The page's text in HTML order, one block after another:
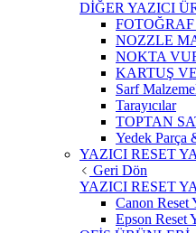
DİĞER YAZICI
NOZZLE
NOKTA
KARTUŞ
Sarf
Tarayıcılar
TOPTAN
Yedek Parça
YAZICI RESET
Geri Dön
YAZICI RESET
Canon Reset
Epson Reset